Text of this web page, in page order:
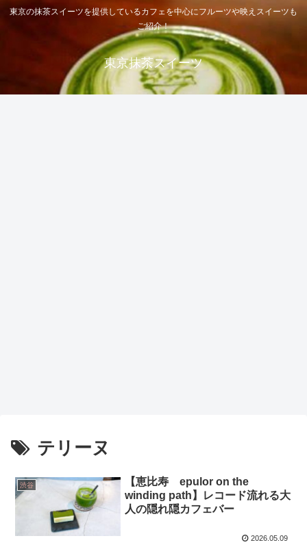
東京の抹茶スイーツを提供しているカフェを中心にフルーツや映えスイーツも
ご紹介！
東京抹茶スイーツ
テリーヌ
渋谷
【恵比寿 epulor on the
winding path】レコード流れる大
人の隠れ隠カフェバー
2026.05.09